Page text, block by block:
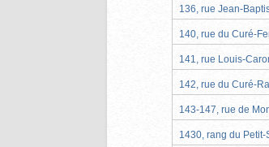
136, rue Jean-
140, rue du Curé-
141, rue Louis-
142, rue du Curé-
143-147, rue de
1430, rang du Petit-